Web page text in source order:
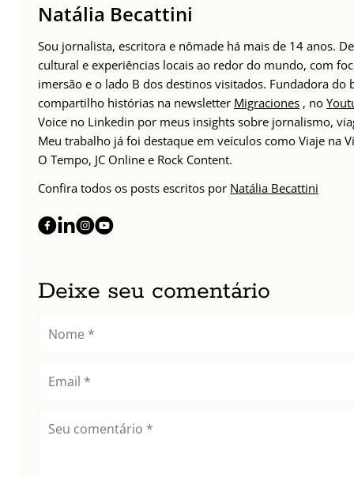
Natália Becattini
Sou jornalista, escritora e nômade há mais de 14 anos.
cultural e experiências locais ao redor do mundo, com
imersão e o lado B dos destinos visitados. Fundadora
compartilho histórias na newsletter Migraciones , no
Voice no Linkedin por meus insights sobre jornalismo,
Meu trabalho já foi destaque em veículos como Viaje na
O Tempo, JC Online e Rock Content.
Confira todos os posts escritos por Natália Becattini
Deixe seu comentário